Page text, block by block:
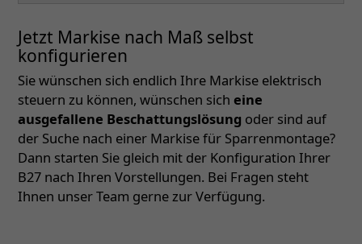
Jetzt Markise nach Maß selbst
konfigurieren
Sie wünschen sich endlich Ihre Markise elektrisch
steuern zu können, wünschen sich eine
ausgefallene Beschattungslösung oder sind auf
der Suche nach einer Markise für Sparrenmontage?
Dann starten Sie gleich mit der Konfiguration Ihrer
B27 nach Ihren Vorstellungen. Bei Fragen steht
Ihnen unser Team gerne zur Verfügung.